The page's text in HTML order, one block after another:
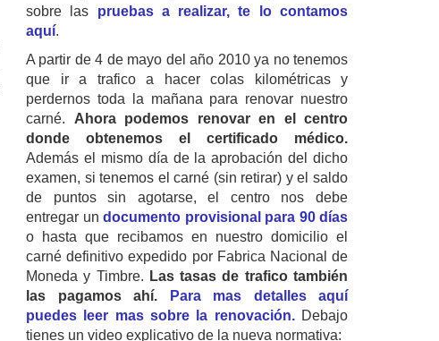
sobre las pruebas a realizar, te lo contamos
aquí.
A partir de 4 de mayo del año 2010 ya no tenemos
que ir a trafico a hacer colas kilométricas y
perdernos toda la mañana para renovar nuestro
carné. Ahora podemos renovar en el centro
donde obtenemos el certificado médico.
Además el mismo día de la aprobación del dicho
examen, si tenemos el carné (sin retirar) y el saldo
de puntos sin agotarse, el centro nos debe
entregar un documento provisional para 90 días
o hasta que recibamos en nuestro domicilio el
carné definitivo expedido por Fabrica Nacional de
Moneda y Timbre. Las tasas de trafico también
las pagamos ahí.
Para mas detalles aquí
puedes leer mas sobre la renovación.Debajo
tienes un video explicativo de la nueva normativa: